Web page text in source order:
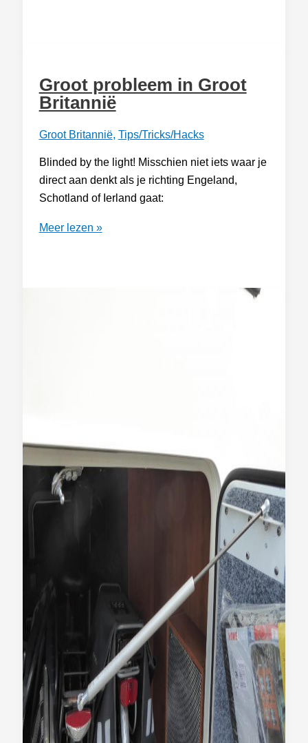
Groot probleem in Groot
Britannië
Groot Britannië, Tips/Tricks/Hacks
Blinded by the light! Misschien niet iets waar je
direct aan denkt als je richting Engeland,
Schotland of Ierland gaat:
Groot
Meer lezen »